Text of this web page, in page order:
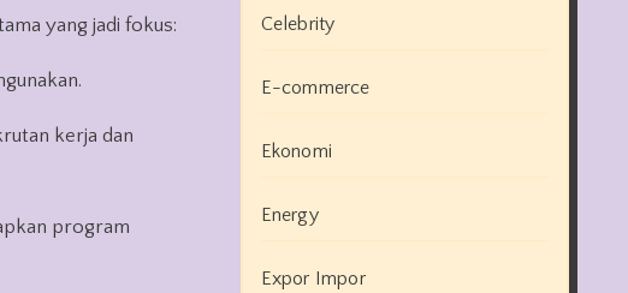
yang jadi fokus:
kerja dan
program
Celebrity
E-commerce
Ekonomi
Energy
Expor Impor